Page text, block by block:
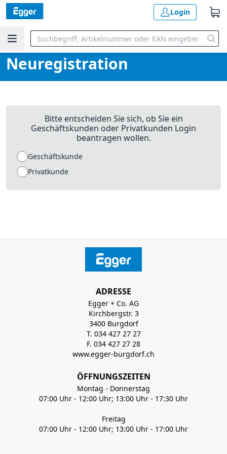
Login
Neuregistration
Bitte entscheiden Sie sich, ob Sie ein
Geschäftskunden oder Privatkunden Login
beantragen wollen.
Geschäftskunde
Privatkunde
ADRESSE
Egger + Co. AG
Kirchbergstr. 3
3400 Burgdorf
T. 034 427 27 27
F. 034 427 27 28
www.egger-burgdorf.ch
ÖFFNUNGSZEITEN
Montag - Donnerstag
07:00 Uhr - 12:00 Uhr; 13:00 Uhr - 17:30 Uhr
Freitag
07:00 Uhr - 12:00 Uhr; 13:00 Uhr - 17:00 Uhr